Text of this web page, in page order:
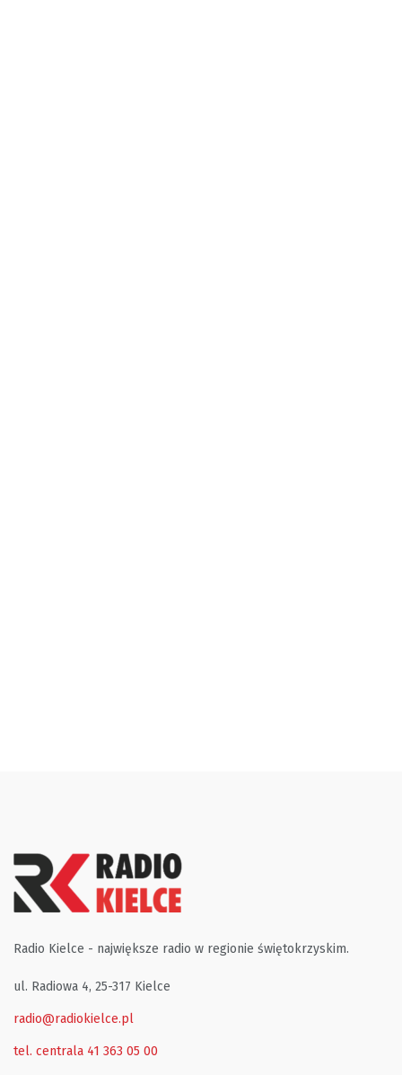
Radio Kielce - największe radio w regionie świętokrzyskim.
ul. Radiowa 4, 25-317 Kielce
radio@radiokielce.pl
tel. centrala 41 363 05 00